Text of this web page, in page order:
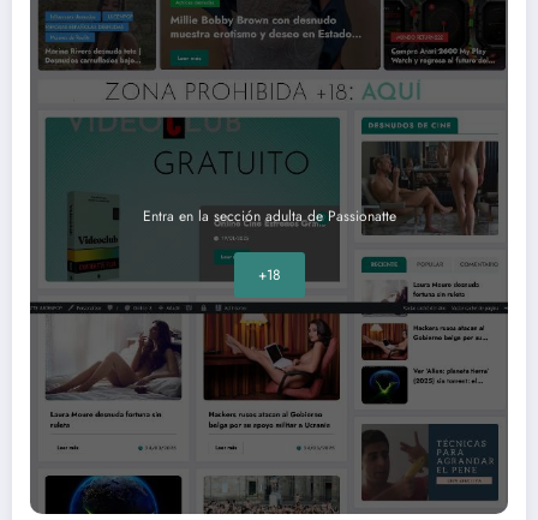
Entra en la sección adulta de Passionatte
+18